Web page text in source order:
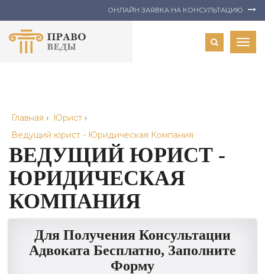
ОНЛАЙН ЗАЯВКА НА КОНСУЛЬТАЦИЮ
Главная › Юрист ›
Ведущий юрист - Юридическая Компания
ВЕДУЩИЙ ЮРИСТ -
ЮРИДИЧЕСКАЯ
КОМПАНИЯ
Для Получения Консультации
Адвоката Бесплатно, Заполните
Форму